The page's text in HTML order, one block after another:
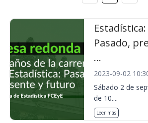
Estadística:
Pasado,
...
2023-09-02
Sábado 2 de
de 10....
Leer más